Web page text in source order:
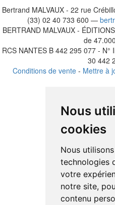
Nous
cookies
Nous
technologies
votre
notre site,
contenu
Bertrand MALVAUX - 22 rue
(33) 02 40 733 600 —
BERTRAND MALVAUX -
de
RCS NANTES B 442 295 077 - N°
30 442
Conditions de vente - Mettre à